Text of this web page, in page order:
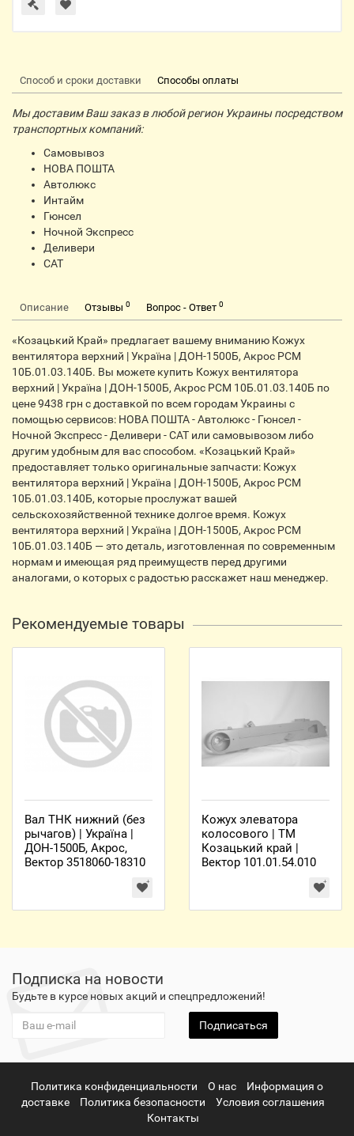
Способ и сроки доставки Способы оплаты
Мы доставим Ваш заказ в любой регион Украины посредством
транспортных компаний:
Самовывоз
НОВА ПОШТА
Автолюкс
Интайм
Гюнсел
Ночной Экспресс
Деливери
CАТ
Описание Отзывы 0 Вопрос - Ответ 0
«Козацький Край» предлагает вашему вниманию Кожух
вентилятора верхний | Україна | ДОН-1500Б, Акрос РСМ
10Б.01.03.140Б. Вы можете купить Кожух вентилятора
верхний | Україна | ДОН-1500Б, Акрос РСМ 10Б.01.03.140Б по
цене 9438 грн с доставкой по всем городам Украины с
помощью сервисов: НОВА ПОШТА - Автолюкс - Гюнсел -
Ночной Экспресс - Деливери - САТ или самовывозом либо
другим удобным для вас способом. «Козацький Край»
предоставляет только оригинальные запчасти: Кожух
вентилятора верхний | Україна | ДОН-1500Б, Акрос РСМ
10Б.01.03.140Б, которые прослужат вашей
сельскохозяйственной технике долгое время. Кожух
вентилятора верхний | Україна | ДОН-1500Б, Акрос РСМ
10Б.01.03.140Б — это деталь, изготовленная по современным
нормам и имеющая ряд преимуществ перед другими
аналогами, о которых с радостью расскажет наш менеджер.
Рекомендуемые товары
Вал ТНК нижний (без
рычагов) | Україна |
ДОН-1500Б, Акрос,
Вектор 3518060-18310
Кожух элеватора
колосового | ТМ
Козацький край |
Вектор 101.01.54.010
Подписка на новости
Будьте в курсе новых акций и спецпредложений!
Подписаться
Политика конфиденциальности О нас
Информация о
доставке
Политика безопасности
Условия соглашения
Контакты